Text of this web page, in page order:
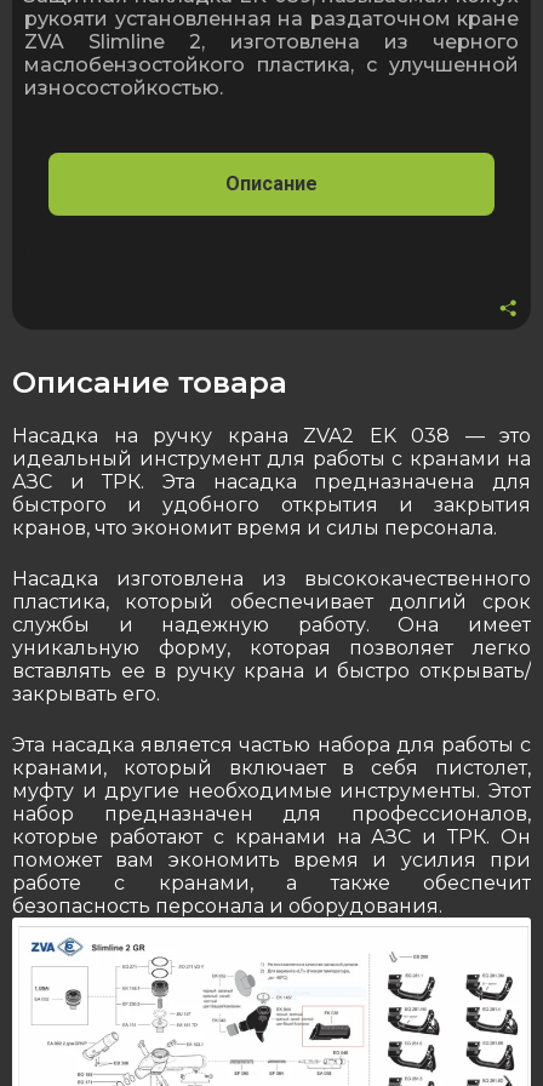
заправочного
пистолета
ZVA
Slimline
рукояти установленная на раздаточном кране
ZVA Slimline 2, изготовлена из черного
маслобензостойкого пластика, с улучшенной
износостойкостью.
Описание
Описание товара
Насадка на ручку крана ZVA2 EK 038 — это
идеальный инструмент для работы с кранами на
АЗС и ТРК. Эта насадка предназначена для
быстрого и удобного открытия и закрытия
кранов, что экономит время и силы персонала.
Насадка изготовлена из высококачественного
пластика, который обеспечивает долгий срок
службы и надежную работу. Она имеет
уникальную форму, которая позволяет легко
вставлять ее в ручку крана и быстро открывать/
закрывать его.
Эта насадка является частью набора для работы с
кранами, который включает в себя пистолет,
муфту и другие необходимые инструменты. Этот
набор предназначен для профессионалов,
которые работают с кранами на АЗС и ТРК. Он
поможет вам экономить время и усилия при
работе с кранами, а также обеспечит
безопасность персонала и оборудования.